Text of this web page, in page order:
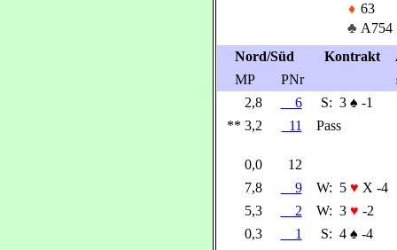
♦ 63
♣ A754
Nord/Süd
Kontrakt
MP
PNr
2,8
6 S: 3 ♠ -1
** 3,2
11 Pass
0,0
12
7,8
9 W: 5 ♥ X -4
5,3
2 W: 3 ♥ -2
0,3
1 S: 4 ♠ -4